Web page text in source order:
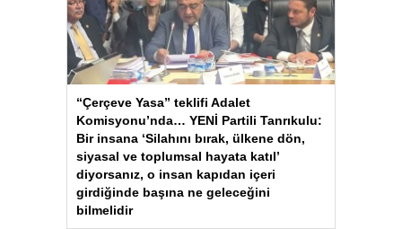
“Çerçeve Yasa” teklifi Adalet
Komisyonu’nda… YENİ Partili Tanrıkulu:
Bir insana ‘Silahını bırak, ülkene dön,
siyasal ve toplumsal hayata katıl’
diyorsanız, o insan kapıdan içeri
girdiğinde başına ne geleceğini
bilmelidir